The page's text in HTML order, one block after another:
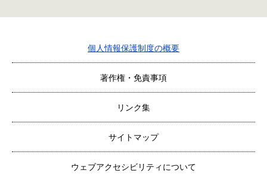
個人情報保護制度の概要
著作権・免責事項
リンク集
サイトマップ
ウェブアクセシビリティについて